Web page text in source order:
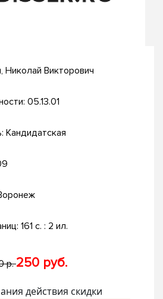
Николай Викторович
05.13.01
Кандидатская
161 с. : 2 ил.
р.250 руб.
действия скидки